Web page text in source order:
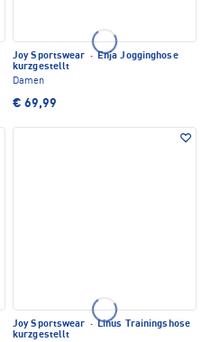
Joy Sportswear · Enja Jogginghose
kurzgestellt
Damen
€ 69,99
Joy Sportswear · Linus Trainingshose
kurzgestellt